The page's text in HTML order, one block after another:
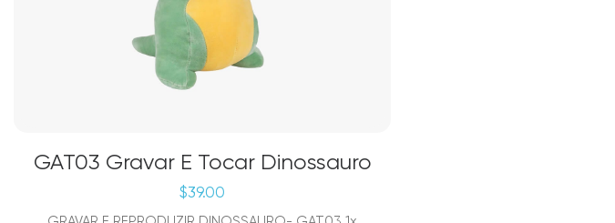
GAT03 Gravar E Tocar Dinossauro
$39.00